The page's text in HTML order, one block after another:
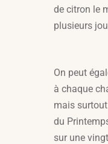
de citron le
plusieurs
On peut
à chaque
mais surtout
du
sur une